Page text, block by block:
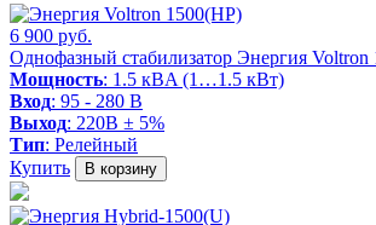
6 900 руб.
Однофазный стабилизатор Энергия Voltron
Мощность: 1.5 кВA (1…1.5 кВт)
Вход: 95 - 280 В
Выход: 220В ± 5%
Тип: Релейный
Купить
В корзину